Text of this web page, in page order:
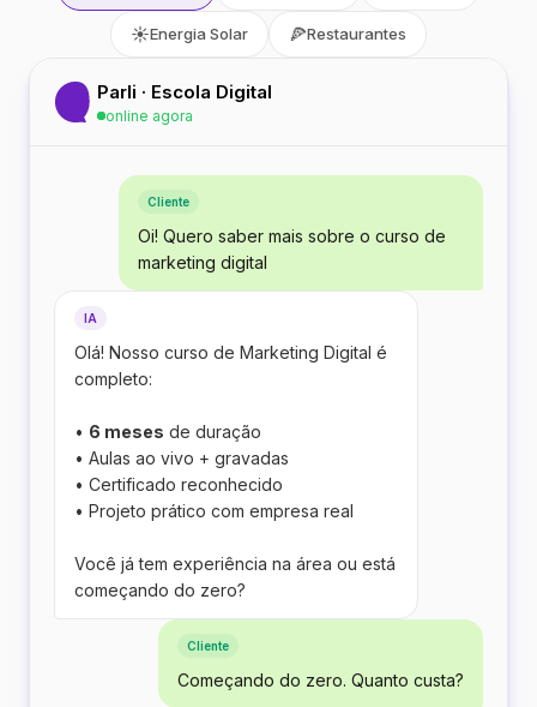
☀️Energia Solar 🍕Restaurantes
Parli · Escola Digital
online agora
Cliente
Oi! Quero saber mais sobre o curso de
marketing digital
IA
Olá! Nosso curso de Marketing Digital é
completo:
• 6 meses de duração
• Aulas ao vivo + gravadas
• Certificado reconhecido
• Projeto prático com empresa real
Você já tem experiência na área ou está
começando do zero?
Cliente
Começando do zero. Quanto custa?